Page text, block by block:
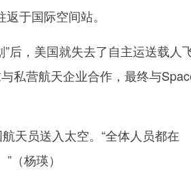
于国际空间站。
，美国就失去了自主运送载人
私营航天企业合作，最终与
员送入太空。“全体人员都在
（杨瑛）